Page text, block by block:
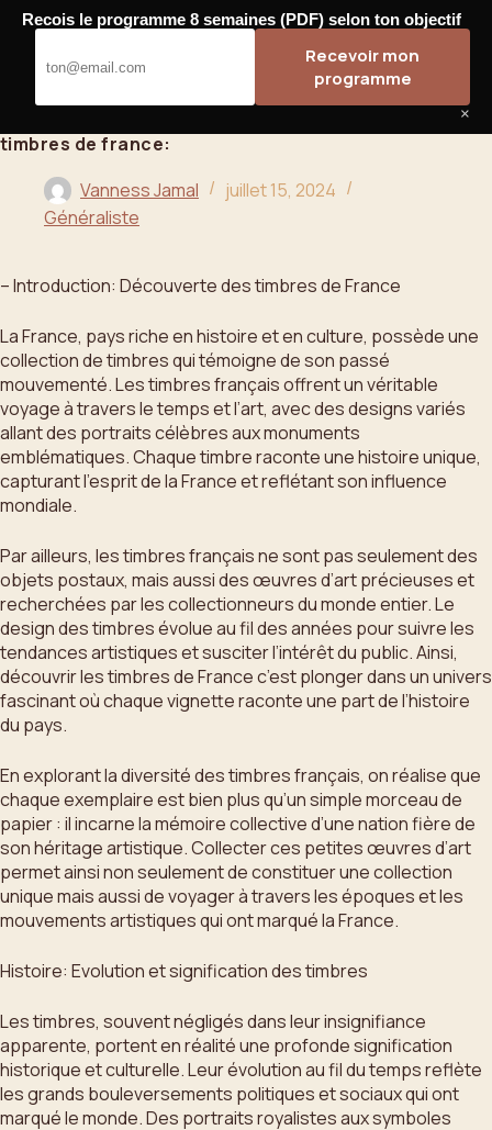
Passer
contenu
Bahoo
timbres de france:
Vanness Jamal
juillet 15, 2024
Généraliste
– Introduction: Découverte des timbres de France
La France, pays riche en histoire et en culture, possède une
collection de timbres qui témoigne de son passé
mouvementé. Les timbres français offrent un véritable
voyage à travers le temps et l’art, avec des designs variés
allant des portraits célèbres aux monuments
emblématiques. Chaque timbre raconte une histoire unique,
capturant l’esprit de la France et reflétant son influence
mondiale.
Par ailleurs, les timbres français ne sont pas seulement des
objets postaux, mais aussi des œuvres d’art précieuses et
recherchées par les collectionneurs du monde entier. Le
design des timbres évolue au fil des années pour suivre les
tendances artistiques et susciter l’intérêt du public. Ainsi,
découvrir les timbres de France c’est plonger dans un univers
fascinant où chaque vignette raconte une part de l’histoire
du pays.
En explorant la diversité des timbres français, on réalise que
chaque exemplaire est bien plus qu’un simple morceau de
papier : il incarne la mémoire collective d’une nation fière de
son héritage artistique. Collecter ces petites œuvres d’art
permet ainsi non seulement de constituer une collection
unique mais aussi de voyager à travers les époques et les
mouvements artistiques qui ont marqué la France.
Histoire: Evolution et signification des timbres
Les timbres, souvent négligés dans leur insignifiance
apparente, portent en réalité une profonde signification
historique et culturelle. Leur évolution au fil du temps reflète
les grands bouleversements politiques et sociaux qui ont
marqué le monde. Des portraits royalistes aux symboles
Recois le programme 8 semaines (PDF) selon ton objectif
Recevoir mon
programme
×